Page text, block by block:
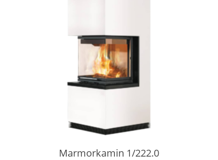
Marmorkamin 1/222.0